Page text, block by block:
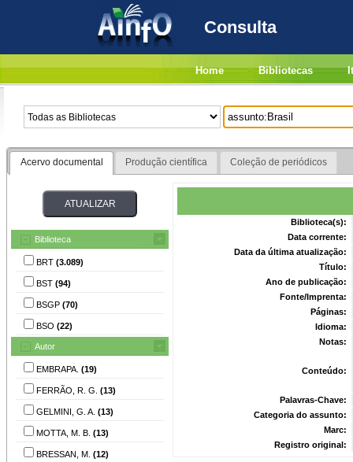
Consulta
Home Bibliotecas
Acervo documental Produção científica Coleção de periódicos
Biblioteca
BRT (3.089)
BST (94)
BSGP (70)
BSO (22)
Autor
EMBRAPA. (19)
FERRÃO, R. G. (13)
GELMINI, G. A. (13)
MOTTA, M. B. (13)
BRESSAN, M. (12)
Biblioteca(s):
Data corrente:
Data da última atualização:
Título:
Ano de publicação:
Fonte/Imprenta:
Páginas:
Idioma:
Notas:
Conteúdo:
Palavras-Chave:
Categoria do assunto:
Marc:
Registro original: